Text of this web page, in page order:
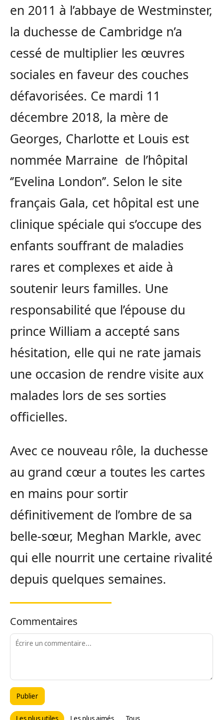
en 2011 à l’abbaye de Westminster,
la duchesse de Cambridge n’a
cessé de multiplier les œuvres
sociales en faveur des couches
défavorisées. Ce mardi 11
décembre 2018, la mère de
Georges, Charlotte et Louis est
nommée Marraine de l’hôpital
‘’Evelina London’’. Selon le site
français Gala, cet hôpital est une
clinique spéciale qui s’occupe des
enfants souffrant de maladies
rares et complexes et aide à
soutenir leurs familles. Une
responsabilité que l’épouse du
prince William a accepté sans
hésitation, elle qui ne rate jamais
une occasion de rendre visite aux
malades lors de ses sorties
officielles.
Avec ce nouveau rôle, la duchesse
au grand cœur a toutes les cartes
en mains pour sortir
définitivement de l’ombre de sa
belle-sœur, Meghan Markle, avec
qui elle nourrit une certaine rivalité
depuis quelques semaines.
Commentaires
Publier